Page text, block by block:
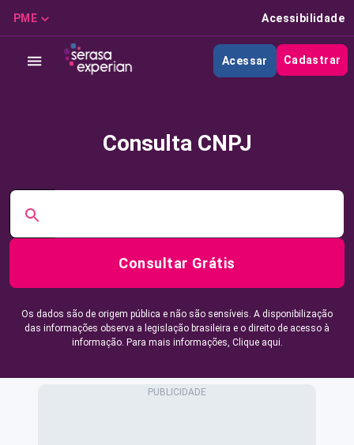
PME Acessibilidade
Acessar Cadastrar
Consulta CNPJ
Consultar Grátis
Os dados são de origem pública e não são sensíveis. A disponibilização
das informações observa a legislação brasileira e o direito de acesso à
informação. Para mais informações, Clique aqui.